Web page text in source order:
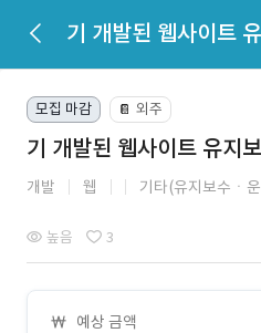
모집 마감 📔 외주
기 개발된 웹사이트 유지
개발 웹 기타(유지보수ㆍ
높음 3
예상 금액